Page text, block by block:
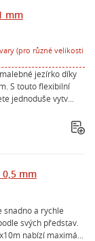
mm
(pro různé velikosti
jezírko díky
S touto flexibilní
jednoduše vytv...
0,5 mm
snadno a rychle
svých představ.
nabízí maximá...